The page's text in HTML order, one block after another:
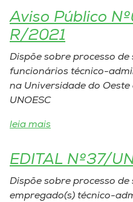
Aviso Público
R/2021
Dispõe sobre processo
funcionários técnico-
na Universidade do
UNOESC
leia mais
EDITAL Nº37/
Dispõe sobre processo de
empregado(s) técnico-